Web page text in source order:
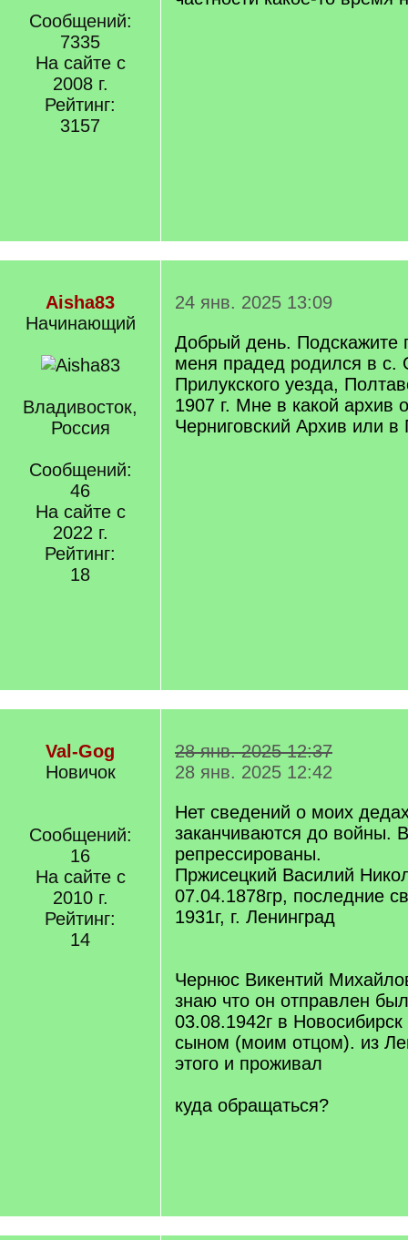
Сообщений:
7335
На сайте с
2008 г.
Рейтинг:
3157
Aisha83
Начинающий
Владивосток,
Россия
Сообщений:
46
На сайте с
2022 г.
Рейтинг:
18
24 янв. 2025 13:09
Добрый день. Подскажите
меня прадед родился в с.
Прилукского уезда,
1907 г. Мне в какой архив
Черниговский Архив или в
Val-Gog
Новичок
Сообщений:
16
На сайте с
2010 г.
Рейтинг:
14
28 янв. 2025 12:37
28 янв. 2025 12:42
Нет сведений о моих
заканчиваются до войны.
репрессированы.
Пржисецкий Василий
07.04.1878гр, последние
1931г, г. Ленинград
Чернюс Викентий
знаю что он отправлен
03.08.1942г в
сыном (моим отцом). из
этого и проживал
куда обращаться?